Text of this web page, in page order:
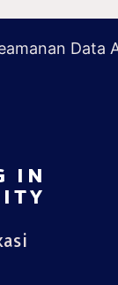
Data
IN